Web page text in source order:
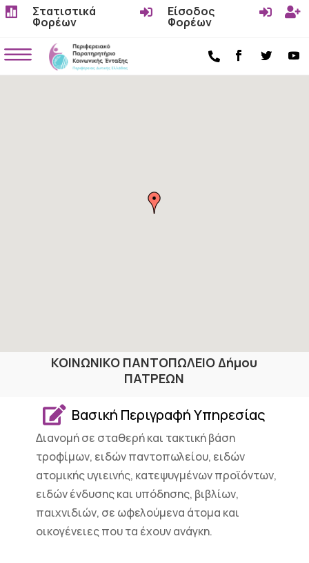
 Στατιστικά
Φορέων
 Είσοδος
Φορέων
 

ΚΟΙΝΩΝΙΚΟ ΠΑΝΤΟΠΩΛΕΙΟ Δήμου
ΠΑΤΡΕΩΝ
 Βασική Περιγραφή Υπηρεσίας
Διανομή σε σταθερή και τακτική βάση
τροφίμων, ειδών παντοπωλείου, ειδών
ατομικής υγιεινής, κατεψυγμένων προϊόντων,
ειδών ένδυσης και υπόδησης, βιβλίων,
παιχνιδιών, σε ωφελούμενα άτομα και
οικογένειες που τα έχουν ανάγκη.